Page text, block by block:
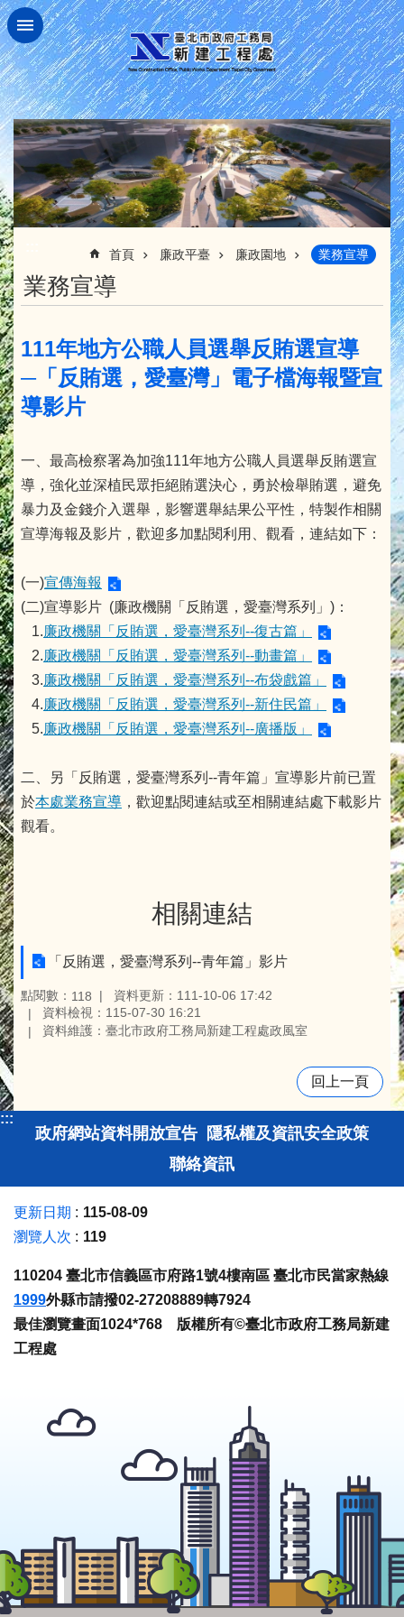
跳到主要內容區塊
首頁 廉政平臺 廉政園地 業務宣導
業務宣導
111年地方公職人員選舉反賄選宣導
─「反賄選，愛臺灣」電子檔海報暨宣
導影片
一、最高檢察署為加強111年地方公職人員選舉反賄選宣
導，強化並深植民眾拒絕賄選決心，勇於檢舉賄選，避免
暴力及金錢介入選舉，影響選舉結果公平性，特製作相關
宣導海報及影片，歡迎多加點閱利用、觀看，連結如下：
(一)宣傳海報
(二)宣導影片 (廉政機關「反賄選，愛臺灣系列」)：
1.廉政機關「反賄選，愛臺灣系列--復古篇」
2.廉政機關「反賄選，愛臺灣系列--動畫篇」
3.廉政機關「反賄選，愛臺灣系列--布袋戲篇」
4.廉政機關「反賄選，愛臺灣系列--新住民篇」
5.廉政機關「反賄選，愛臺灣系列--廣播版」
二、另「反賄選，愛臺灣系列--青年篇」宣導影片前已置
於本處業務宣導 ，歡迎點閱連結或至相關連結處下載影片
觀看。
相關連結
「反賄選，愛臺灣系列--青年篇」影片
點閱數： 118
資料更新：111-10-06 17:42
資料檢視：115-07-30 16:21
資料維護：臺北市政府工務局新建工程處政風室
回上一頁
:::
政府網站資料開放宣告 隱私權及資訊安全政策
聯絡資訊
更新日期
115-08-09
瀏覽人次
119
110204 臺北市信義區市府路1號4樓南區 臺北市民當家熱線
1999外縣市請撥02-27208889轉7924
最佳瀏覽畫面1024*768 版權所有©臺北市政府工務局新建
工程處